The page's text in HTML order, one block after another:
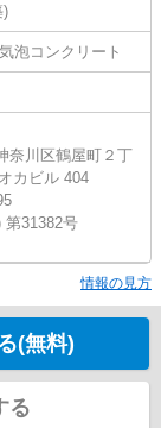
)
泡コンクリート
奈川区鶴屋町２丁
カビル 404
第31382号
情報の見方
(無料)
る